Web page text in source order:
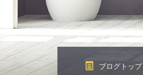
ブログトップ